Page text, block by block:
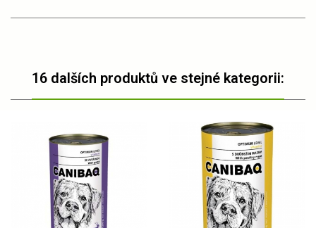
16 dalších produktů ve stejné kategorii: